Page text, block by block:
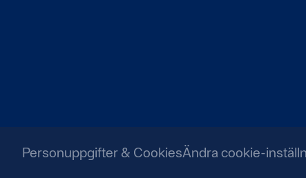
Personuppgifter & CookiesÄndra cookie-